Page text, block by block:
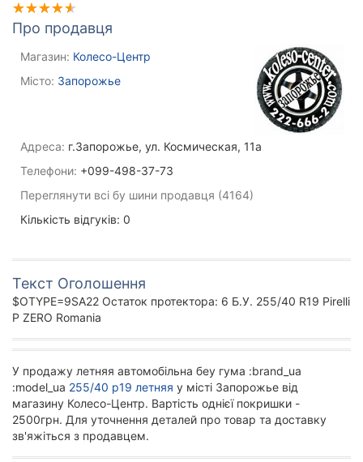
Про продавця
Магазин: Колесо-Центр
Місто: Запорожье
Адреса: г.Запорожье, ул. Космическая, 11а
Телефони: +099-498-37-73
Переглянути всі бу шини продавця (4164)
Кількість відгуків: 0
Текст Оголошення
$OTYPE=9SA22 Остаток протектора: 6 Б.У. 255/40 R19 Pirelli
P ZERO Romania
У продажу летняя автомобільна беу гума :brand_ua
:model_ua 255/40 р19 летняя у місті Запорожье від
магазину Колесо-Центр. Вартість однієї покришки -
2500грн. Для уточнення деталей про товар та доставку
зв'яжіться з продавцем.